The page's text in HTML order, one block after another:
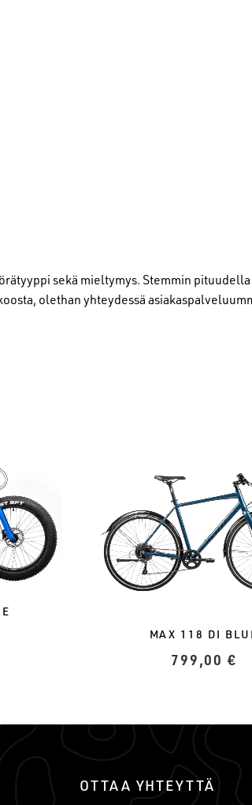
sekä mieltymys. Stemmin
olethan yhteydessä
MAX 118 DI
799,00€
OTTAA YHTEYTTÄ